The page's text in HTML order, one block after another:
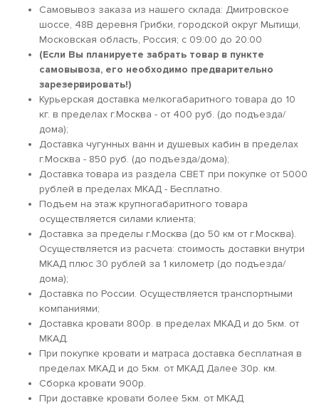
Самовывоз заказа из нашего склада: Дмитровское
шоссе, 48В деревня Грибки, городской округ Мытищи,
Московская область, Россия; c 09:00 до 20:00
(Если Вы планируете забрать товар в пункте
самовывоза, его необходимо предварительно
зарезервировать!)
Курьерская доставка мелкогабаритного товара до 10
кг. в пределах г.Москва - от 400 руб. (до подъезда/
дома);
Доставка чугунных ванн и душевых кабин в пределах
г.Москва - 850 руб. (до подъезда/дома);
Доставка товара из раздела СВЕТ при покупке от 5000
рублей в пределах МКАД - Бесплатно.
Подъем на этаж крупногабаритного товара
осуществляется силами клиента;
Доставка за пределы г.Москва (до 50 км от г.Москва).
Осуществляется из расчета: стоимость доставки внутри
МКАД плюс 30 рублей за 1 километр (до подъезда/
дома);
Доставка по России. Осуществляется транспортными
компаниями;
Доставка кровати 800р. в пределах МКАД и до 5км. от
МКАД.
При покупке кровати и матраса доставка бесплатная в
пределах МКАД и до 5км. от МКАД Далее 30р. км.
Сборка кровати 900р.
При доставке кровати более 5км. от МКАД